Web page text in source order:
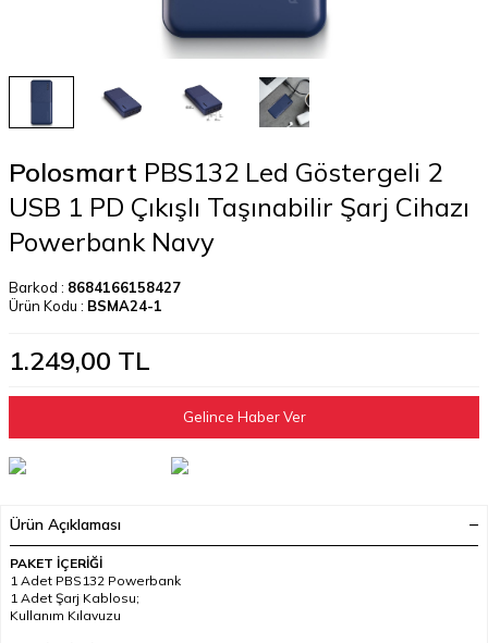
Polosmart PBS132 Led Göstergeli 2
USB 1 PD Çıkışlı Taşınabilir Şarj Cihazı
Powerbank Navy
Barkod : 8684166158427
Ürün Kodu : BSMA24-1
1.249,00 TL
Gelince Haber Ver
Ürün Açıklaması
PAKET İÇERİĞİ
1 Adet PBS132 Powerbank
1 Adet Şarj Kablosu;
Kullanım Kılavuzu